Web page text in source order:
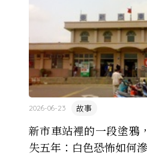
新市車站裡的一段塗鴉
失五年：白色恐怖如何
故事
2026-06-23